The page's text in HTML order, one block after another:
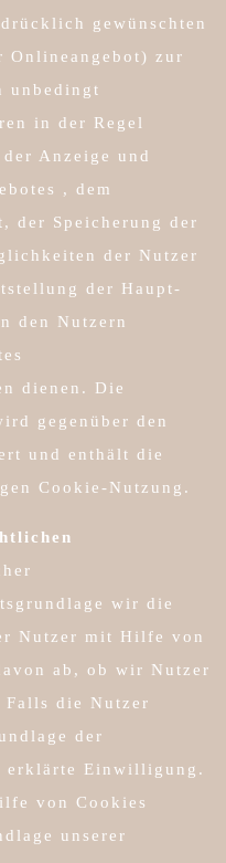
gewünschten
Onlineangebot) zur
unbedingt
in der Regel
Anzeige und
, dem
der Speicherung der
der Nutzer
der Haupt-
den Nutzern
dienen. Die
gegenüber den
und enthält die
Cookie-Nutzung.
wir die
Nutzer mit Hilfe von
ab, ob wir Nutzer
die Nutzer
der
erklärte Einwilligung.
von Cookies
unserer